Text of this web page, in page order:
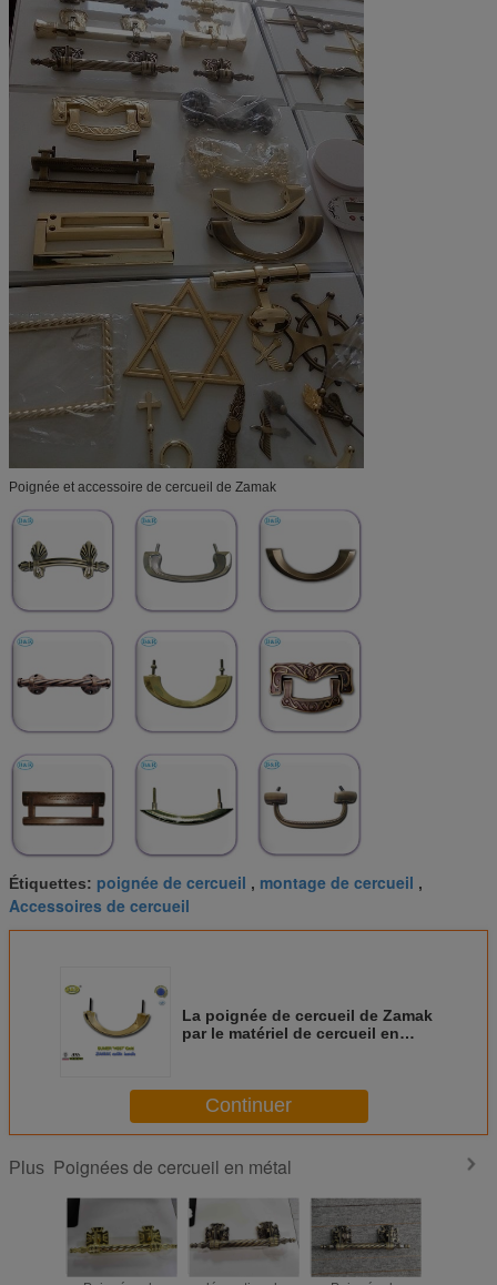
Poignée et accessoire de cercueil de Zamak
Étiquettes: poignée de cercueil , montage de cercueil ,
Accessoires de cercueil
La poignée de cercueil de Zamak
par le matériel de cercueil en
décoration de cercueil en métal
H007Continuer
Plus Poignées de cercueil en métal